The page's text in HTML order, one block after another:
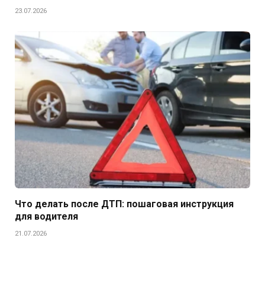
23.07.2026
Что делать после ДТП: пошаговая инструкция
для водителя
21.07.2026